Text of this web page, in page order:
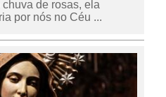
de rosas, ela
por nós no Céu ...